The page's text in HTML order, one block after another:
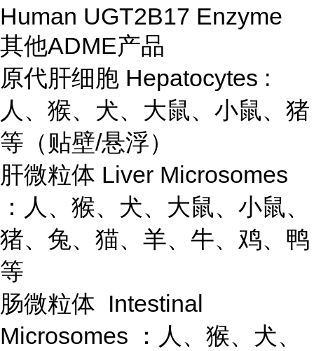
Human UGT2B17 Enzyme
其他ADME产品
原代肝细胞 Hepatocytes :
人、猴、犬、大鼠、小鼠、猪
等（贴壁/悬浮）
肝微粒体 Liver Microsomes
：人、猴、犬、大鼠、小鼠、
猪、兔、猫、羊、牛、鸡、鸭
等
肠微粒体 Intestinal
Microsomes ：人、猴、犬、